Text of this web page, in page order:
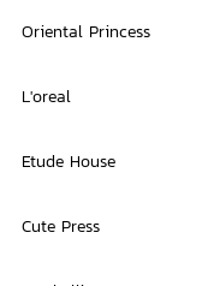
Oriental Princess
L'oreal
Etude House
Cute Press